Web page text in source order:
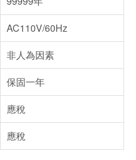
AC110V/60Hz
非人為因素
保固一年
應稅
應稅